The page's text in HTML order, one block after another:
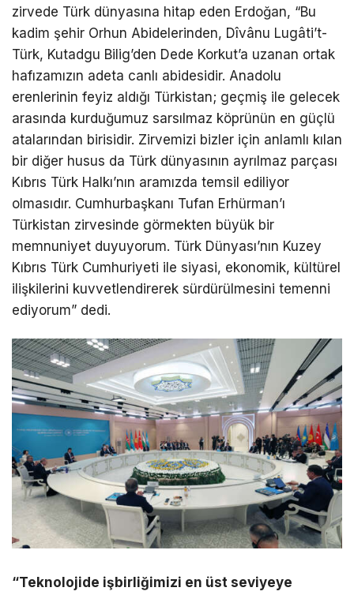
zirvede Türk dünyasına hitap eden Erdoğan, “Bu
kadim şehir Orhun Abidelerinden, Dîvânu Lugâti’t-
Türk, Kutadgu Bilig’den Dede Korkut’a uzanan ortak
hafızamızın adeta canlı abidesidir. Anadolu
erenlerinin feyiz aldığı Türkistan; geçmiş ile gelecek
arasında kurduğumuz sarsılmaz köprünün en güçlü
atalarından birisidir. Zirvemizi bizler için anlamlı kılan
bir diğer husus da Türk dünyasının ayrılmaz parçası
Kıbrıs Türk Halkı’nın aramızda temsil ediliyor
olmasıdır. Cumhurbaşkanı Tufan Erhürman’ı
Türkistan zirvesinde görmekten büyük bir
memnuniyet duyuyorum. Türk Dünyası’nın Kuzey
Kıbrıs Türk Cumhuriyeti ile siyasi, ekonomik, kültürel
ilişkilerini kuvvetlendirerek sürdürülmesini temenni
ediyorum” dedi.
“Teknolojide işbirliğimizi en üst seviyeye